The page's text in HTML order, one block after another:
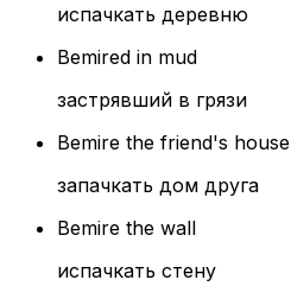
испачкать деревню
Bemired in mud
застрявший в грязи
Bemire the friend's house
запачкать дом друга
Bemire the wall
испачкать стену